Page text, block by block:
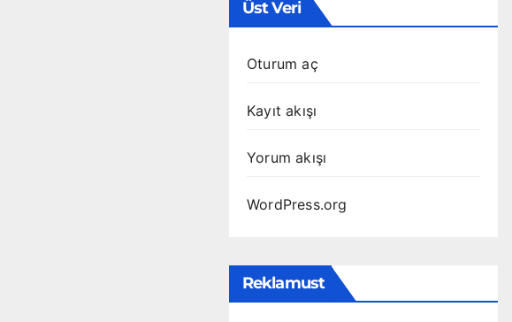
Üst Veri
Oturum aç
Kayıt akışı
Yorum akışı
WordPress.org
Reklamust